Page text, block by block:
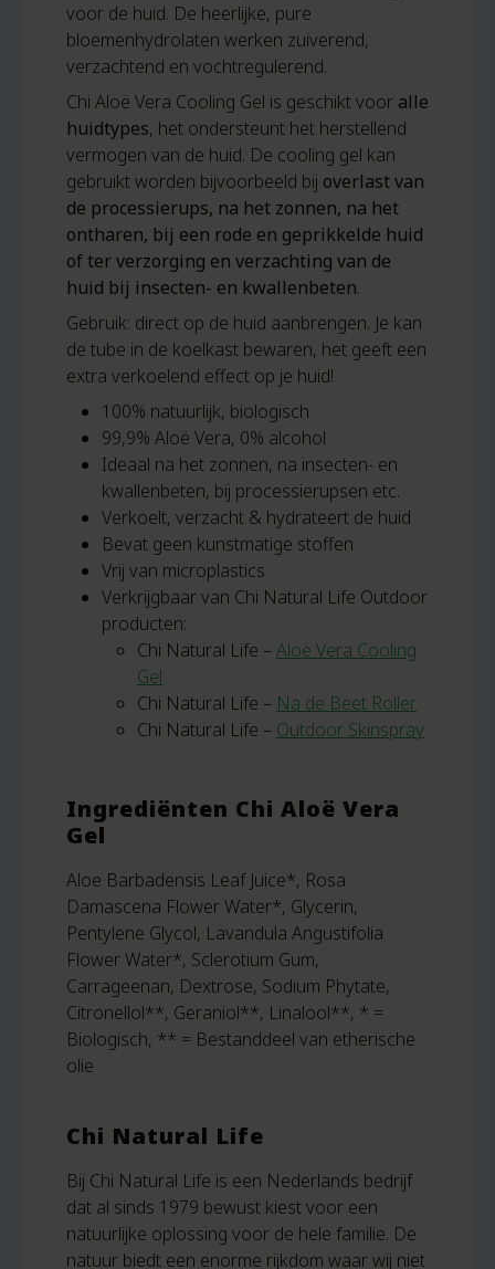
voor de huid. De heerlijke, pure
bloemenhydrolaten werken zuiverend,
verzachtend en vochtregulerend.
Chi Aloë Vera Cooling Gel is geschikt voor alle
huidtypes, het ondersteunt het herstellend
vermogen van de huid. De cooling gel kan
gebruikt worden bijvoorbeeld bij overlast van
de processierups, na het zonnen, na het
ontharen, bij een rode en geprikkelde huid
of ter verzorging en verzachting van de
huid bij insecten- en kwallenbeten.
Gebruik: direct op de huid aanbrengen. Je kan
de tube in de koelkast bewaren, het geeft een
extra verkoelend effect op je huid!
100% natuurlijk, biologisch
99,9% Aloë Vera, 0% alcohol
Ideaal na het zonnen, na insecten- en
kwallenbeten, bij processierupsen etc.
Verkoelt, verzacht & hydrateert de huid
Bevat geen kunstmatige stoffen
Vrij van microplastics
Verkrijgbaar van Chi Natural Life Outdoor
producten:
Chi Natural Life – Aloë Vera Cooling
Gel
Chi Natural Life – Na de Beet Roller
Chi Natural Life – Outdoor Skinspray
Ingrediënten Chi Aloë Vera
Gel
Aloe Barbadensis Leaf Juice*, Rosa
Damascena Flower Water*, Glycerin,
Pentylene Glycol, Lavandula Angustifolia
Flower Water*, Sclerotium Gum,
Carrageenan, Dextrose, Sodium Phytate,
Citronellol**, Geraniol**, Linalool**, * =
Biologisch, ** = Bestanddeel van etherische
olie
Chi Natural Life
Bij Chi Natural Life is een Nederlands bedrijf
dat al sinds 1979 bewust kiest voor een
natuurlijke oplossing voor de hele familie. De
natuur biedt een enorme rijkdom waar wij niet